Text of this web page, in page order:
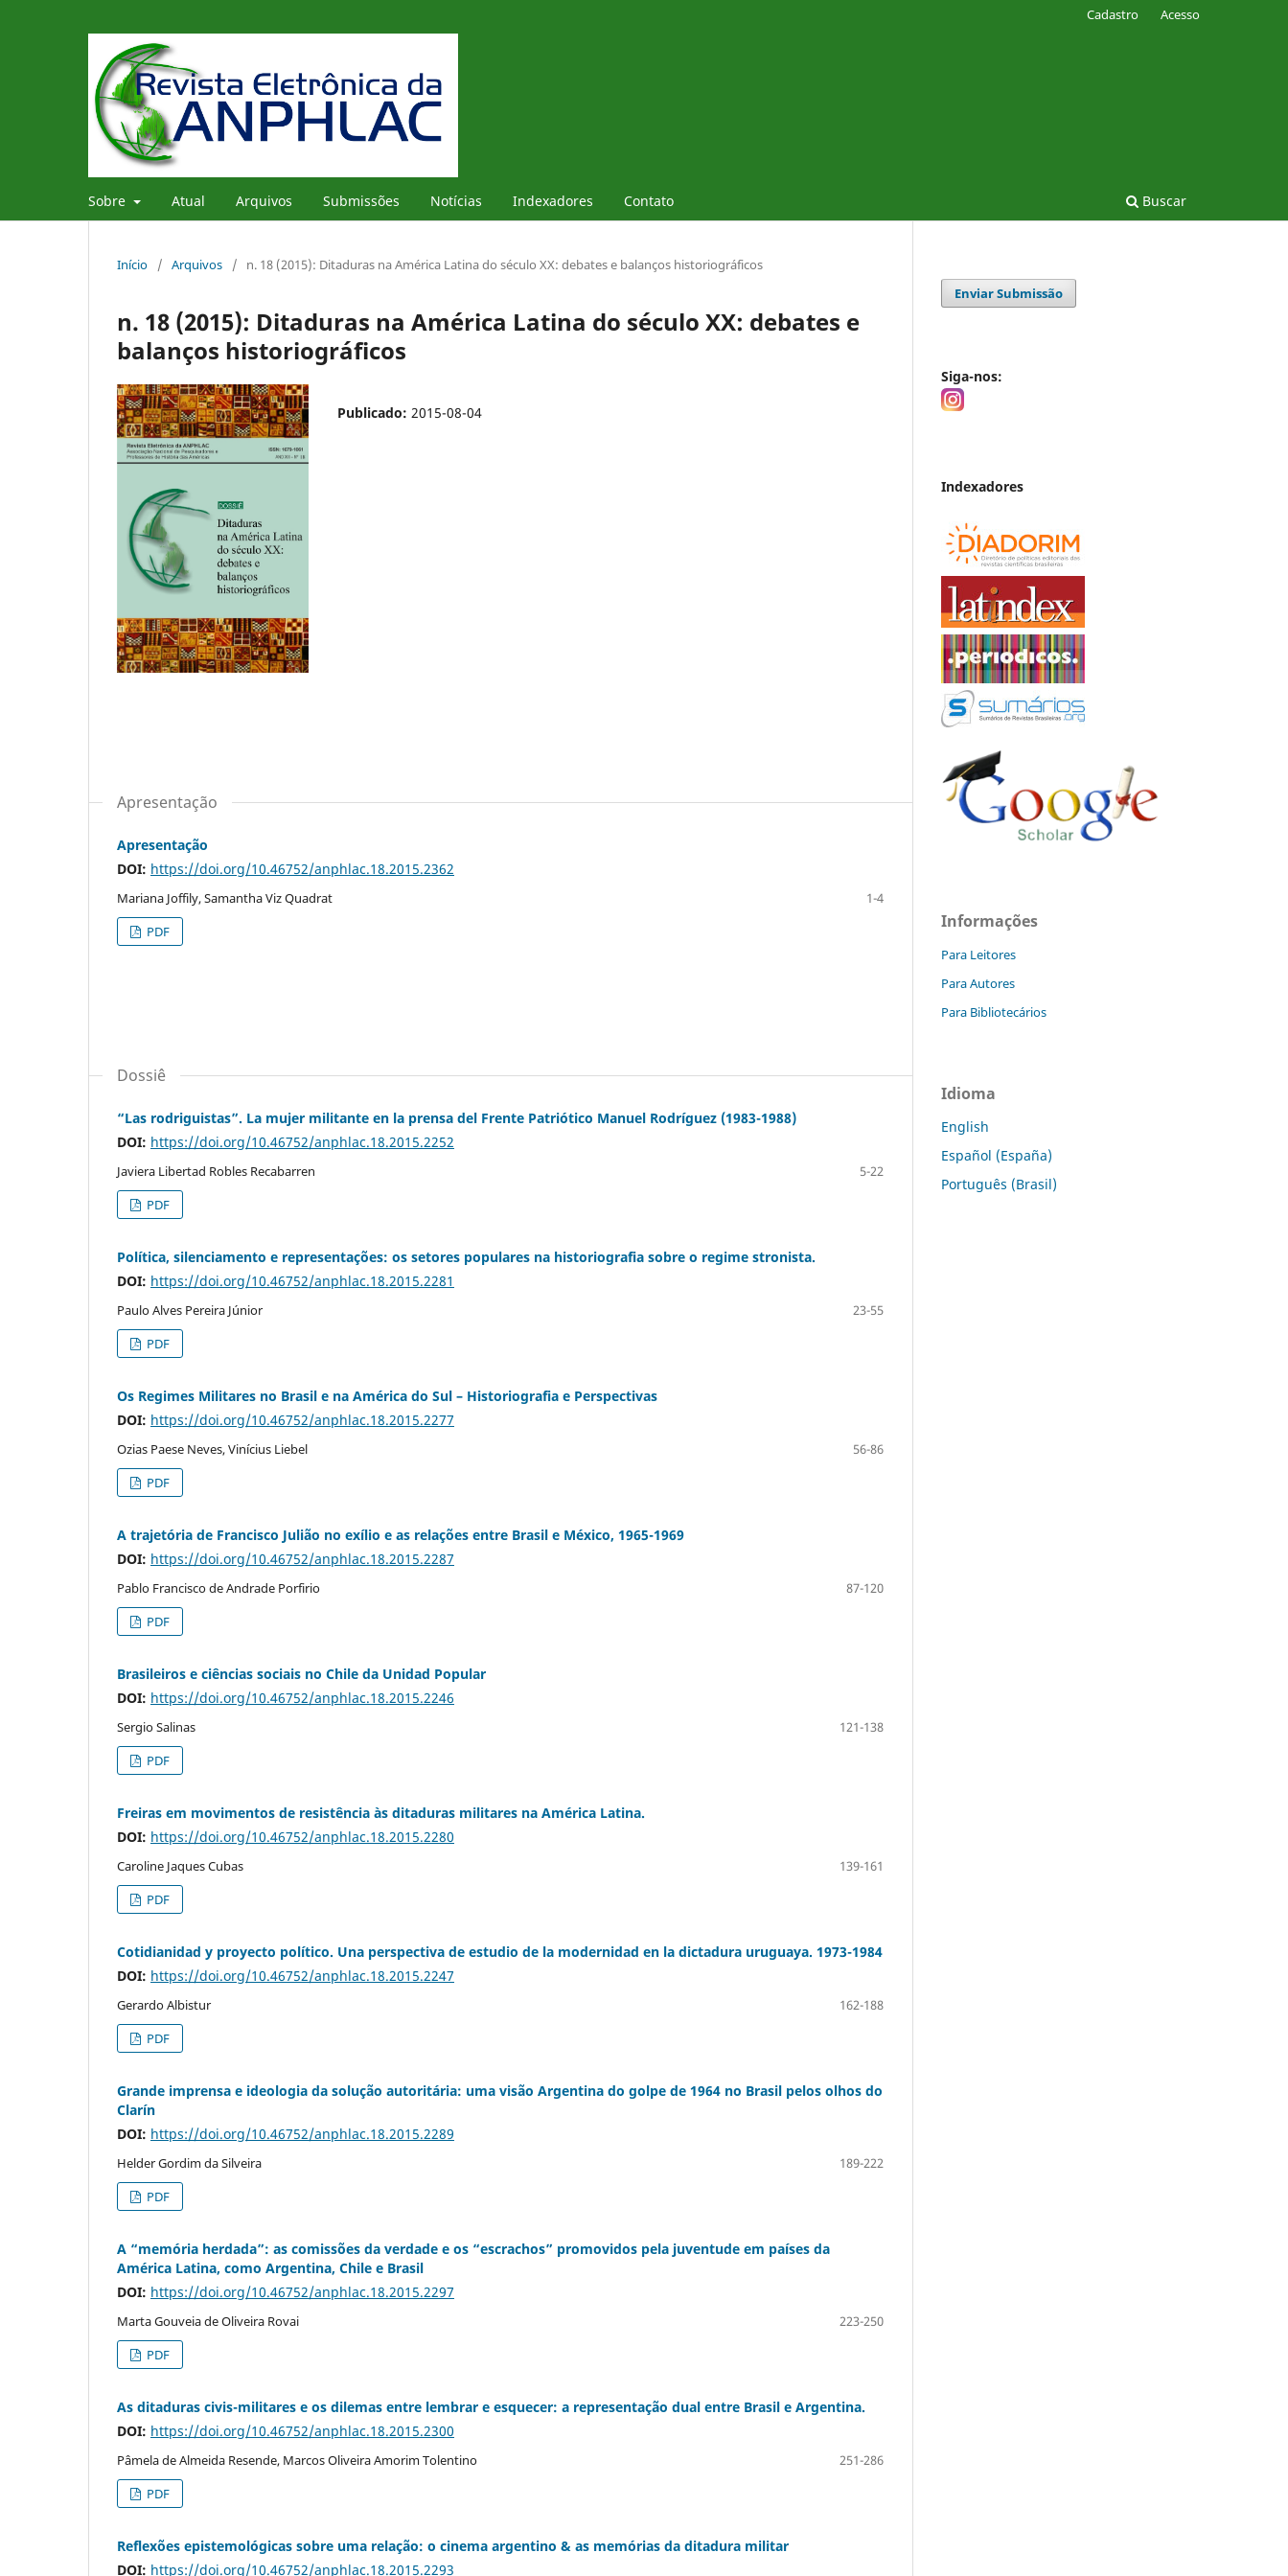
Sobre Atual Arquivos Submissões Notícias Indexadores Contato Buscar
Cadastro Acesso
Início / Arquivos / n. 18 (2015): Ditaduras na América Latina do século XX: debates e balanços historiográficos
n. 18 (2015): Ditaduras na América Latina do século XX: debates e
balanços historiográficos
Publicado: 2015-08-04
Apresentação
Apresentação
DOI: https://doi.org/10.46752/anphlac.18.2015.2362
Mariana Joffily, Samantha Viz Quadrat
1-4
PDF
Dossiê
“Las rodriguistas”. La mujer militante en la prensa del Frente Patriótico Manuel Rodríguez (1983-1988)
DOI: https://doi.org/10.46752/anphlac.18.2015.2252
Javiera Libertad Robles Recabarren
5-22
PDF
Política, silenciamento e representações: os setores populares na historiografia sobre o regime stronista.
DOI: https://doi.org/10.46752/anphlac.18.2015.2281
Paulo Alves Pereira Júnior
23-55
PDF
Os Regimes Militares no Brasil e na América do Sul – Historiografia e Perspectivas
DOI: https://doi.org/10.46752/anphlac.18.2015.2277
Ozias Paese Neves, Vinícius Liebel
56-86
PDF
A trajetória de Francisco Julião no exílio e as relações entre Brasil e México, 1965-1969
DOI: https://doi.org/10.46752/anphlac.18.2015.2287
Pablo Francisco de Andrade Porfirio
87-120
PDF
Brasileiros e ciências sociais no Chile da Unidad Popular
DOI: https://doi.org/10.46752/anphlac.18.2015.2246
Sergio Salinas
121-138
PDF
Freiras em movimentos de resistência às ditaduras militares na América Latina.
DOI: https://doi.org/10.46752/anphlac.18.2015.2280
Caroline Jaques Cubas
139-161
PDF
Cotidianidad y proyecto político. Una perspectiva de estudio de la modernidad en la dictadura uruguaya. 1973-1984
DOI: https://doi.org/10.46752/anphlac.18.2015.2247
Gerardo Albistur
162-188
PDF
Grande imprensa e ideologia da solução autoritária: uma visão Argentina do golpe de 1964 no Brasil pelos olhos do
Clarín
DOI: https://doi.org/10.46752/anphlac.18.2015.2289
Helder Gordim da Silveira
189-222
PDF
A “memória herdada”: as comissões da verdade e os “escrachos” promovidos pela juventude em países da
América Latina, como Argentina, Chile e Brasil
DOI: https://doi.org/10.46752/anphlac.18.2015.2297
Marta Gouveia de Oliveira Rovai
223-250
PDF
As ditaduras civis-militares e os dilemas entre lembrar e esquecer: a representação dual entre Brasil e Argentina.
DOI: https://doi.org/10.46752/anphlac.18.2015.2300
Pâmela de Almeida Resende, Marcos Oliveira Amorim Tolentino
251-286
PDF
Reflexões epistemológicas sobre uma relação: o cinema argentino & as memórias da ditadura militar
DOI: https://doi.org/10.46752/anphlac.18.2015.2293
Enviar Submissão
Siga-nos:
Indexadores
Informações
Para Leitores
Para Autores
Para Bibliotecários
Idioma
English
Español (España)
Português (Brasil)